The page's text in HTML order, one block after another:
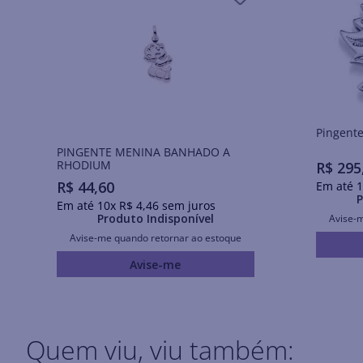
PINGENTE MENINA BANHADO A
RHODIUM
R$ 44,60
Em até 10x R$ 4,46sem juros
Produto Indisponível
Avise-me quando retornar ao estoque
Avise-me
R$ 295
Em até
Avise-
Quem viu, viu também: